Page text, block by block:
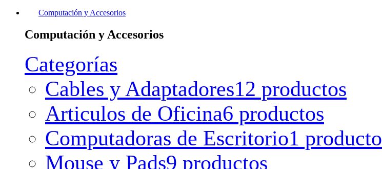
Computación y Accesorios
Computación y Accesorios
Categorías
Cables y Adaptadores12 productos
Articulos de Oficina6 productos
Computadoras de Escritorio1 producto
Mouse y Pads9 productos